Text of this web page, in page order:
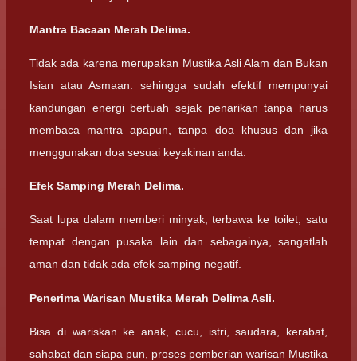
Mantra Bacaan Merah Delima.
Tidak ada karena merupakan Mustika Asli Alam dan Bukan
Isian atau Asmaan. sehingga sudah efektif mempunyai
kandungan energi bertuah sejak penarikan tanpa harus
membaca mantra apapun, tanpa doa khusus dan jika
menggunakan doa sesuai keyakinan anda.
Efek Samping Merah Delima.
Saat lupa dalam memberi minyak, terbawa ke toilet, satu
tempat dengan pusaka lain dan sebagainya, sangatlah
aman dan tidak ada efek samping negatif.
Penerima Warisan Mustika Merah Delima Asli.
Bisa di wariskan ke anak, cucu, istri, saudara, kerabat,
sahabat dan siapa pun, proses pemberian warisan Mustika